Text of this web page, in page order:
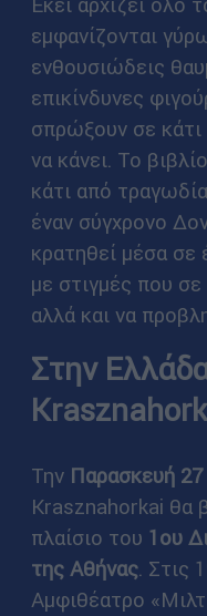
εμφανίζονται
ενθουσιώδεις
επικίνδυνες
σπρώξουν σε κάτι
να κάνει. Το
κάτι από
έναν σύγχρονο
κρατηθεί μέσα σε
με στιγμές που
αλλά και να
Στην
Την Παρασκευή
Krasznahorkai θα
πλαίσιο του 1ου
της Αθήνας. Στις
Αμφιθέατρο